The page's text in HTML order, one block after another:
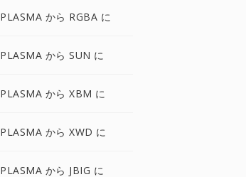
PLASMA から RGBA に
PLASMA から SUN に
PLASMA から XBM に
PLASMA から XWD に
PLASMA から JBIG に